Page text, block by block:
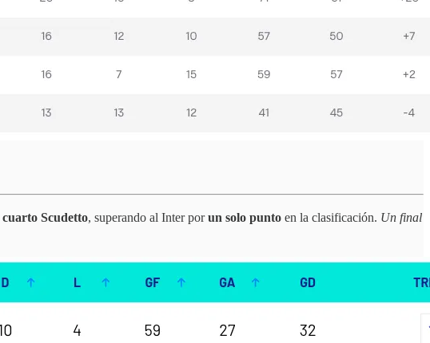
cuarto Scudetto, superando al Inter porun solo punto en la clasificación. Un final